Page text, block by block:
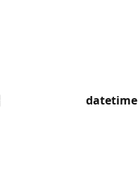
datetime